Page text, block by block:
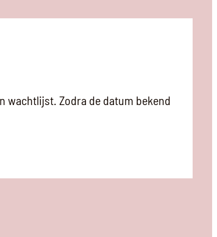
wachtlijst. Zodra de datum bekend